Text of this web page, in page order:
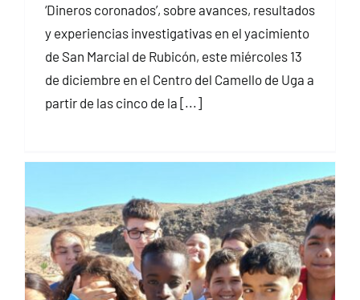
‘Dineros coronados’, sobre avances, resultados
y experiencias investigativas en el yacimiento
de San Marcial de Rubicón, este miércoles 13
de diciembre en el Centro del Camello de Uga a
partir de las cinco de la [...]